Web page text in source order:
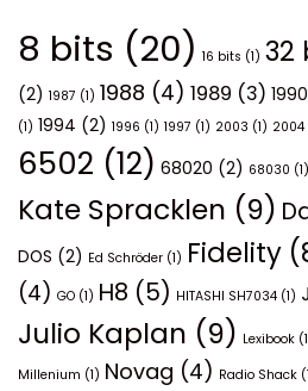
8 bits (20) 16 bits (1) 32
(2) 1987 (1) 1988 (4) 1989 (3) 1990
(1) 1994 (2) 1996 (1) 1997 (1) 2003 (1) 2004
6502 (12) 68020 (2) 68030 (1)
Kate Spracklen (9)
DOS (2) Ed Schröder (1) Fidelity
(4) GO (1) H8 (5) HITASHI SH7034 (1)
Julio Kaplan (9) Lexibook
Millenium (1) Novag (4) Radio Shack